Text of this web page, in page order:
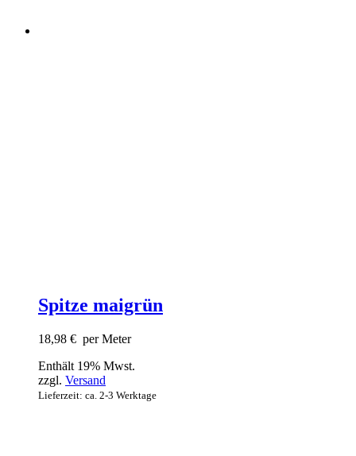
Spitze maigrün
18,98 € per Meter
Enthält 19% Mwst.
zzgl. Versand
Lieferzeit: ca. 2-3 Werktage